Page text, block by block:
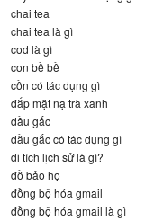
chai tea
chai tea là gì
cod là gì
con bề bề
cồn có tác dụng gì
đắp mặt nạ trà xanh
dầu gấc
dầu gấc có tác dụng gì
di tích lịch sử là gì?
đồ bảo hộ
đồng bộ hóa gmail
đồng bộ hóa gmail là gì